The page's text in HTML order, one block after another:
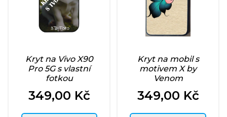
Kryt na Vivo X90
Pro 5G s vlastní
fotkou
Cena
349,00 Kč
Kryt na mobil s
motivem X by
Venom
Cena
349,00 Kč